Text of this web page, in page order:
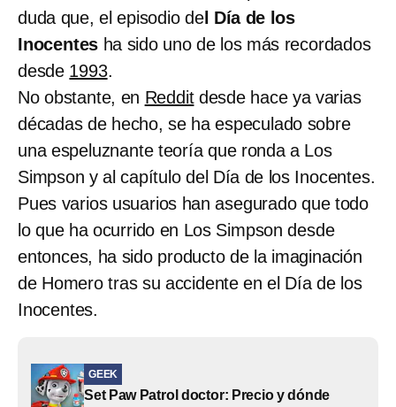
duda que, el episodio del Día de los
Inocentes ha sido uno de los más recordados
desde 1993.
No obstante, en Redditdesde hace ya varias
décadas de hecho, se ha especulado sobre
una espeluznante teoría que ronda a Los
Simpson y al capítulo del Día de los Inocentes.
Pues varios usuarios han asegurado que todo
lo que ha ocurrido en Los Simpson desde
entonces, ha sido producto de la imaginación
de Homero tras su accidente en el Día de los
Inocentes.
GEEK
Set Paw Patrol doctor: Precio y dónde